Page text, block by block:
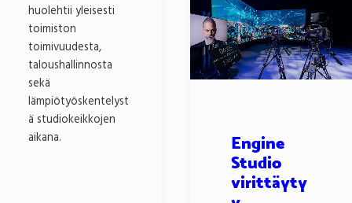
huolehtii yleisesti
toimiston
toimivuudesta,
taloushallinnosta
sekä
lämpiötyöskentelyst
ä studiokeikkojen
aikana.
Engine
Studio
virittäyty